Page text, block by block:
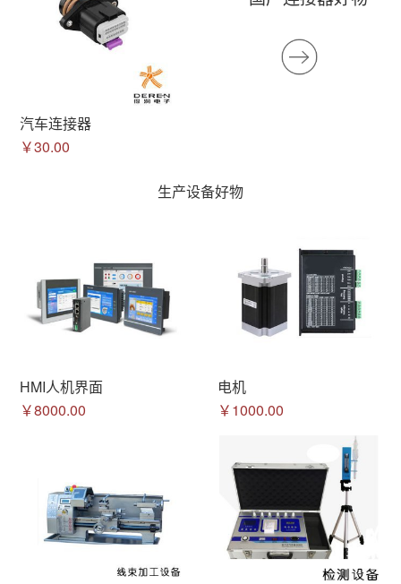
汽车连接器
￥30.00
生产设备好物
HMI人机界面
￥8000.00
电机
￥1000.00